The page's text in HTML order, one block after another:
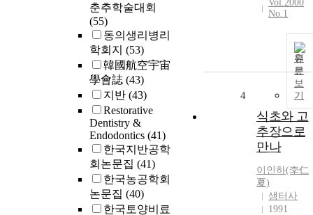
춘추학술대회
(55)
동의생리병리
학회지 (53)
韓國航空宇宙
學會誌 (43)
지반 (43)
Restorative
Dentistry &
Endodontics (41)
한국지반공학
회논문집 (41)
한국농공학회
논문집 (40)
한국토양비료
Vol.2000
No.1
원
문
보
기
4
식초와 고
추장으로
만나
이인하(李仁
夏)
샘터사
1991